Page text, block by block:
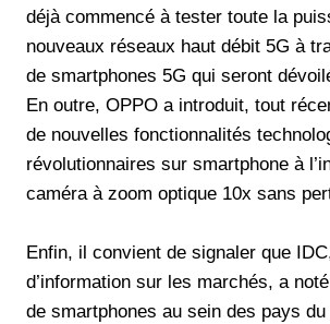
déjà commencé à tester toute la
nouveaux réseaux haut débit 5G à
de smartphones 5G qui seront
En outre, OPPO a introduit, tout
de nouvelles fonctionnalités
révolutionnaires sur smartphone à
caméra à zoom optique 10x sans
Enfin, il convient de signaler que
d’information sur les marchés, a
de smartphones au sein des pays